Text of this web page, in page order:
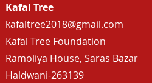
Kafal Tree
kafaltree2018@gmail.com
Kafal Tree Foundation
Ramoliya House, Saras Bazar
Haldwani-263139